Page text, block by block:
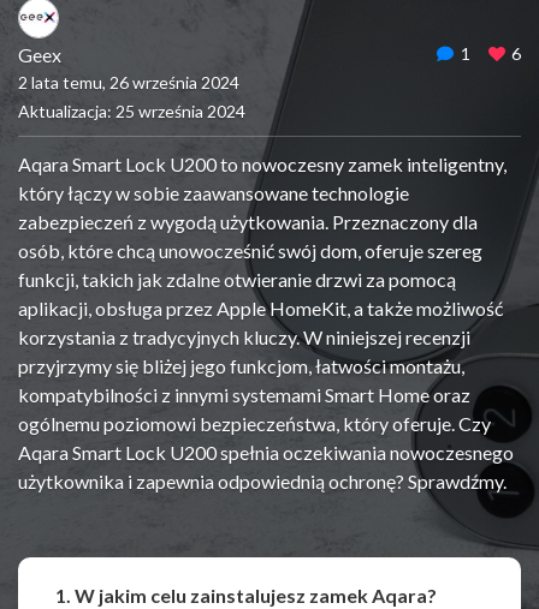
Geex
2 lata temu, 26 września 2024
Aktualizacja: 25 września 2024
1 6
Aqara Smart Lock U200 to nowoczesny zamek inteligentny,
który łączy w sobie zaawansowane technologie
zabezpieczeń z wygodą użytkowania. Przeznaczony dla
osób, które chcą unowocześnić swój dom, oferuje szereg
funkcji, takich jak zdalne otwieranie drzwi za pomocą
aplikacji, obsługa przez Apple HomeKit, a także możliwość
korzystania z tradycyjnych kluczy. W niniejszej recenzji
przyjrzymy się bliżej jego funkcjom, łatwości montażu,
kompatybilności z innymi systemami Smart Home oraz
ogólnemu poziomowi bezpieczeństwa, który oferuje. Czy
Aqara Smart Lock U200 spełnia oczekiwania nowoczesnego
użytkownika i zapewnia odpowiednią ochronę? Sprawdźmy.
1. W jakim celu zainstalujesz zamek Aqara?